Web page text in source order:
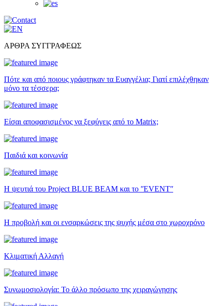
ΑΡΘΡΑ ΣΥΓΓΡΑΦΕΩΣ
Πότε και από ποιους γράφτηκαν τα Ευαγγέλια; Γιατί επιλέχθηκαν
μόνο τα τέσσερα;
Είσαι αποφασισμένος να ξεφύγεις από το Matrix;
Παιδιά και κοινωνία
Η ψευτιά του Project BLUE BEAM και το ʺEVENTʺ
Η προβολή και οι ενσαρκώσεις της ψυχής μέσα στο χωροχρόνο
Κλιματική Αλλαγή
Συνωμοσιολογία: Το άλλο πρόσωπο της χειραγώγησης